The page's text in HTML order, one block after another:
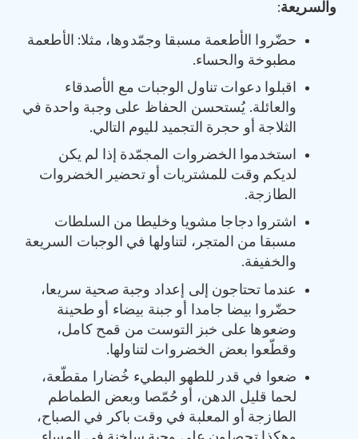
والسريعة:
حضّروا الأطعمة مسبقا وجمّدوها، مثلا: الأطعمة
مطبوخة والحساء.
اقبلوا دعوات تناول الوجبات مع الأصدقاء
والعائلة. يُستحسن الحفاظ على وجبة واحدة في
الثلاجة أو حجرة التجميد لليوم التالي.
استخدموا الخضروات المجمّدة إذا لم يكن
لديكم وقت للمشتريات أو تحضير الخضروات
الطازجة.
اشتروا دجاجا مشويا وخليطا من السلطات
مسبقا من المتجر، لتناولها في الوجبات السريعة
والخفيفة.
عندما تحتاجون إلى إعداد وجبة صحية سريعا،
حضّروا بيضا جامدا أو جبنة بيضاء أو طحينة
وضعوها على خبز التوست من قمح كامل،
وقطّعوا بعض الخضروات لتناولها.
ضعوا في قدر للطهو البطيء خُضارا مقطّعة،
لحما قليل الدهن، أو حُمّصا وبعض الطماطم
الطازجة أو المعلبة في وقت باكر في الصباح،